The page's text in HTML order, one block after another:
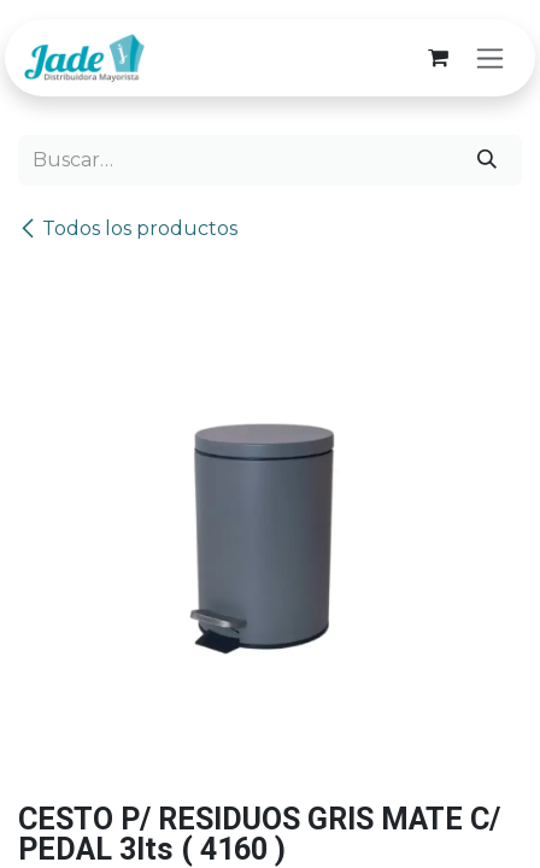
Todos los productos
CESTO P/ RESIDUOS GRIS MATE C/
PEDAL 3lts ( 4160 )